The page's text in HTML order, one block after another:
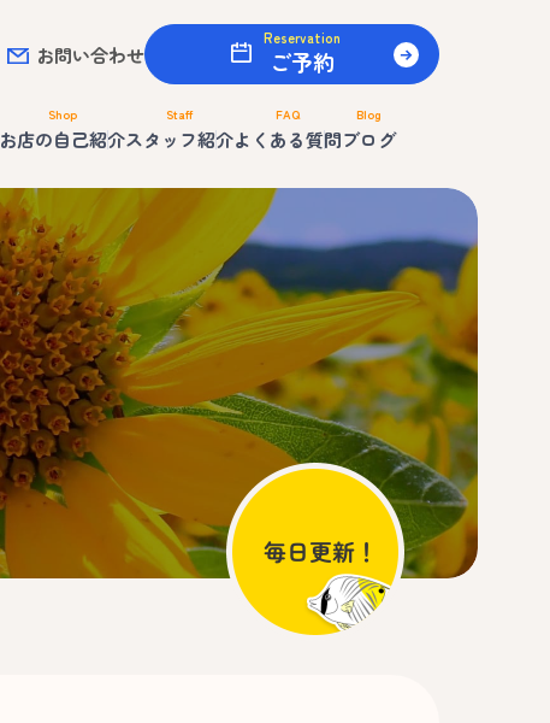
お問い合わせ
Reservation
ご予約
Shop
お店の自己紹介
Staff
スタッフ紹介
FAQ
よくある質問
Blog
ブログ